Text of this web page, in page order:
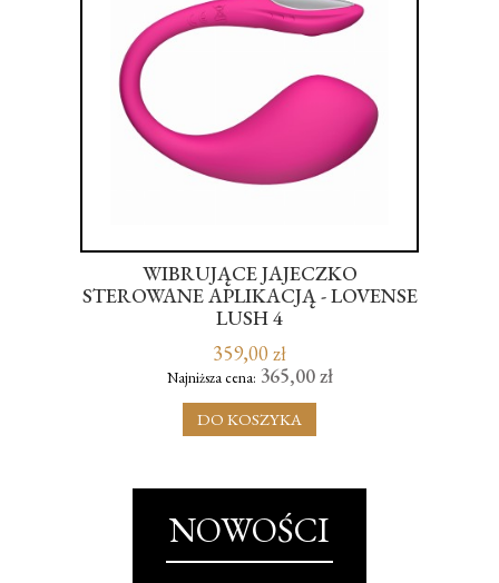
WIBRUJĄCE JAJECZKO
STEROWANE APLIKACJĄ - LOVENSE
LUSH 4
359,00 zł
Najniższa cena: 365,00 zł
DO KOSZYKA
NOWOŚCI